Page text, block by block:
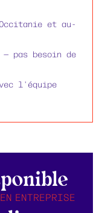
et au-
pas besoin de
l'équipe
ENTREPRISE